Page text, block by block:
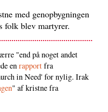
med genopbygningen
folk blev martyrer.
"end på noget andet
enrapportfra
in Need' for nylig. Irak
" af kristne fra